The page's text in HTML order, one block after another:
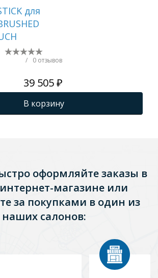
для
/ 0 отзывов
39 505 ₽
В корзину
оформляйте заказы в
магазине или
за покупками в один из
наших салонов: